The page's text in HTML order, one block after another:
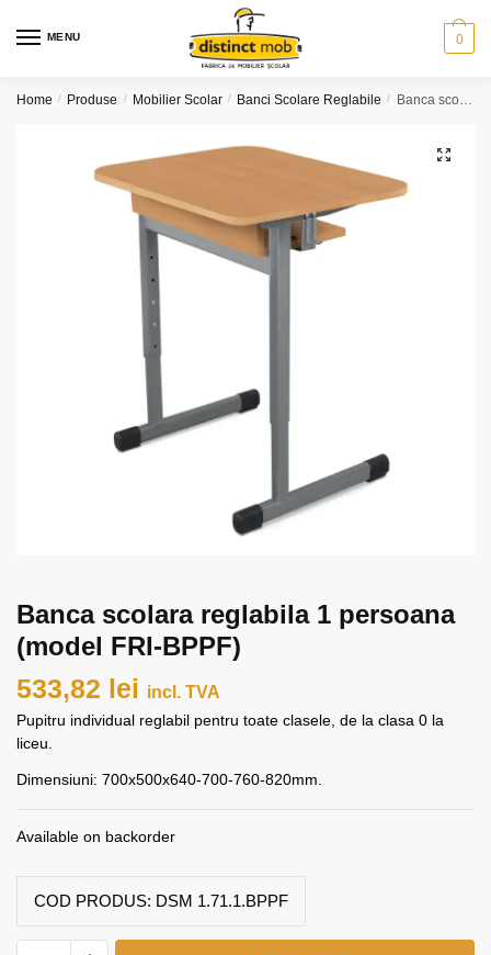
MENU 0
Home / Produse / Mobilier Scolar / Banci Scolare Reglabile / Banca scolara reglabila 1 persoana (model FRI-BPPF)
🔍
Banca scolara reglabila 1 persoana
(model FRI-BPPF)
533,82 lei incl. TVA
Pupitru individual reglabil pentru toate clasele, de la clasa 0 la
liceu.
Dimensiuni: 700x500x640-700-760-820mm.
Available on backorder
COD PRODUS: DSM 1.71.1.BPPF